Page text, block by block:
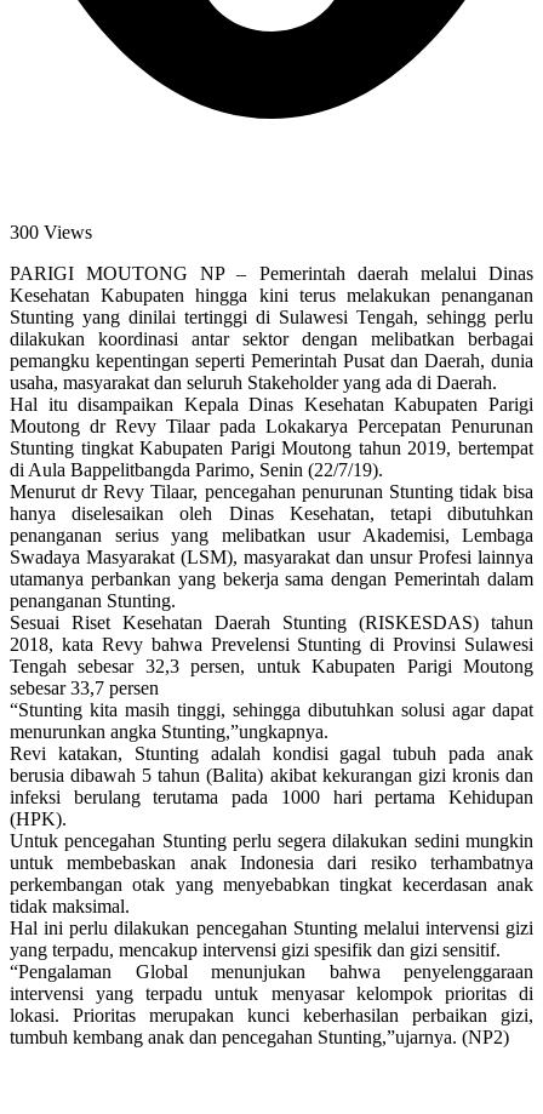
300 Views
PARIGI MOUTONG NP – Pemerintah daerah melalui Dinas
Kesehatan Kabupaten hingga kini terus melakukan penanganan
Stunting yang dinilai tertinggi di Sulawesi Tengah, sehingg perlu
dilakukan koordinasi antar sektor dengan melibatkan berbagai
pemangku kepentingan seperti Pemerintah Pusat dan Daerah, dunia
usaha, masyarakat dan seluruh Stakeholder yang ada di Daerah.
Hal itu disampaikan Kepala Dinas Kesehatan Kabupaten Parigi
Moutong dr Revy Tilaar pada Lokakarya Percepatan Penurunan
Stunting tingkat Kabupaten Parigi Moutong tahun 2019, bertempat
di Aula Bappelitbangda Parimo, Senin (22/7/19).
Menurut dr Revy Tilaar, pencegahan penurunan Stunting tidak bisa
hanya diselesaikan oleh Dinas Kesehatan, tetapi dibutuhkan
penanganan serius yang melibatkan usur Akademisi, Lembaga
Swadaya Masyarakat (LSM), masyarakat dan unsur Profesi lainnya
utamanya perbankan yang bekerja sama dengan Pemerintah dalam
penanganan Stunting.
Sesuai Riset Kesehatan Daerah Stunting (RISKESDAS) tahun
2018, kata Revy bahwa Prevelensi Stunting di Provinsi Sulawesi
Tengah sebesar 32,3 persen, untuk Kabupaten Parigi Moutong
sebesar 33,7 persen
“Stunting kita masih tinggi, sehingga dibutuhkan solusi agar dapat
menurunkan angka Stunting,”ungkapnya.
Revi katakan, Stunting adalah kondisi gagal tubuh pada anak
berusia dibawah 5 tahun (Balita) akibat kekurangan gizi kronis dan
infeksi berulang terutama pada 1000 hari pertama Kehidupan
(HPK).
Untuk pencegahan Stunting perlu segera dilakukan sedini mungkin
untuk membebaskan anak Indonesia dari resiko terhambatnya
perkembangan otak yang menyebabkan tingkat kecerdasan anak
tidak maksimal.
Hal ini perlu dilakukan pencegahan Stunting melalui intervensi gizi
yang terpadu, mencakup intervensi gizi spesifik dan gizi sensitif.
“Pengalaman Global menunjukan bahwa penyelenggaraan
intervensi yang terpadu untuk menyasar kelompok prioritas di
lokasi. Prioritas merupakan kunci keberhasilan perbaikan gizi,
tumbuh kembang anak dan pencegahan Stunting,”ujarnya. (NP2)